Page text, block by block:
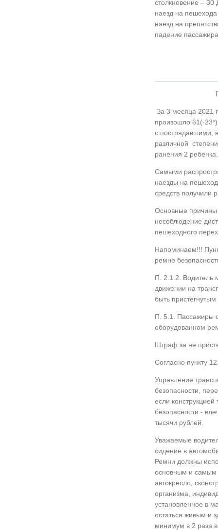
столкновение – 30
наезд на
наезд на
падение
За 3 месяца 2021
произошло 61(-
с пострадавшими,
различной
ранения 2 ребенка.
Самыми
наезды на
средств получили
Основные причины
несоблюдение
пешеходного
Напоминаем!!!
ремне
П. 2.1.2. Водитель
движении на
быть
П. 5.1. Пассажиры
оборудованном
Штраф за не
Согласно пункту
Управление
безопасности,
если
безопасности -
тысячи рублей.
Уважаемые
сидение в
Ремни должны
основным и самым
автокресло,
организма,
установленное в
остаться живым и
минимум в 2 раза